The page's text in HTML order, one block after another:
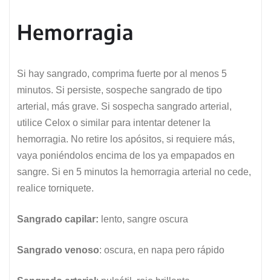
Hemorragia
Si hay sangrado, comprima fuerte por al menos 5
minutos. Si persiste, sospeche sangrado de tipo
arterial, más grave. Si sospecha sangrado arterial,
utilice Celox o similar para intentar detener la
hemorragia. No retire los apósitos, si requiere más,
vaya poniéndolos encima de los ya empapados en
sangre. Si en 5 minutos la hemorragia arterial no cede,
realice torniquete.
Sangrado capilar: lento, sangre oscura
Sangrado venoso: oscura, en napa pero rápido